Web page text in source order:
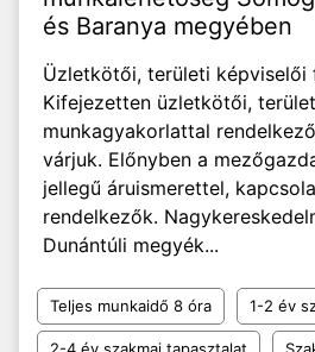
és Baranya megyében
Üzletkötői, területi képviselői
Kifejezetten üzletkötői,
munkagyakorlattal
várjuk. Előnyben a
jellegű áruismerettel,
rendelkezők.
Dunántúli megyék...
Teljes munkaidő 8 óra 1-2 év